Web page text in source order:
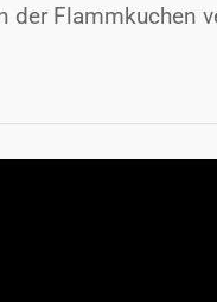
der Flammkuchen